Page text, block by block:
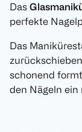
Das
perfekte
Das
schonend
den Nägeln ein